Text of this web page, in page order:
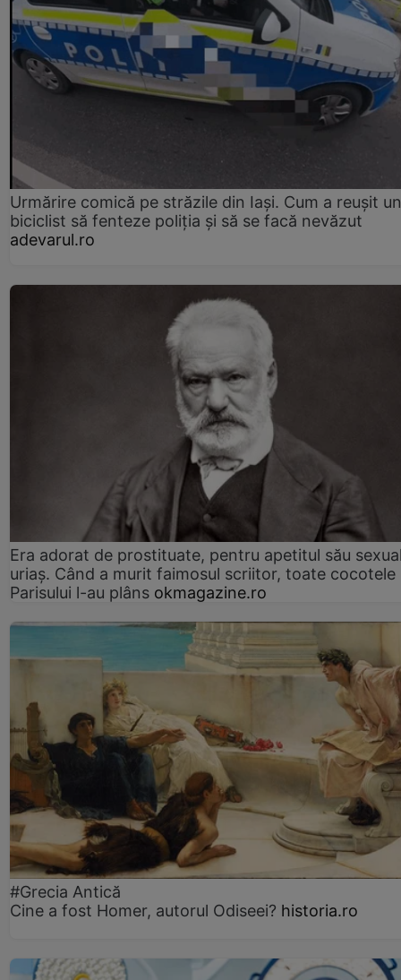
Urmărire comică pe străzile din Iași. Cum a reușit un
biciclist să fenteze poliția și să se facă nevăzut
adevarul.ro
Era adorat de prostituate, pentru apetitul său
uriaș. Când a murit faimosul scriitor, toate cocotele
Parisului l-au plâns okmagazine.ro
#Grecia Antică
Cine a fost Homer, autorul Odiseei? historia.ro